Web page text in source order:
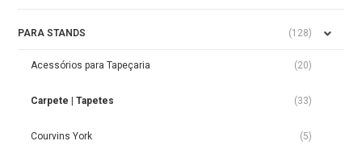
PARA STANDS (128)
Acessórios para Tapeçaria (20)
Carpete | Tapetes (33)
Courvins York (5)